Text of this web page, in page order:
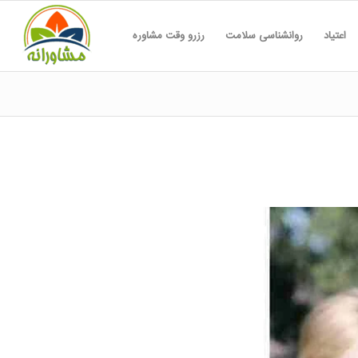
اعتیاد روانشناسی سلامت رزرو وقت مشاوره